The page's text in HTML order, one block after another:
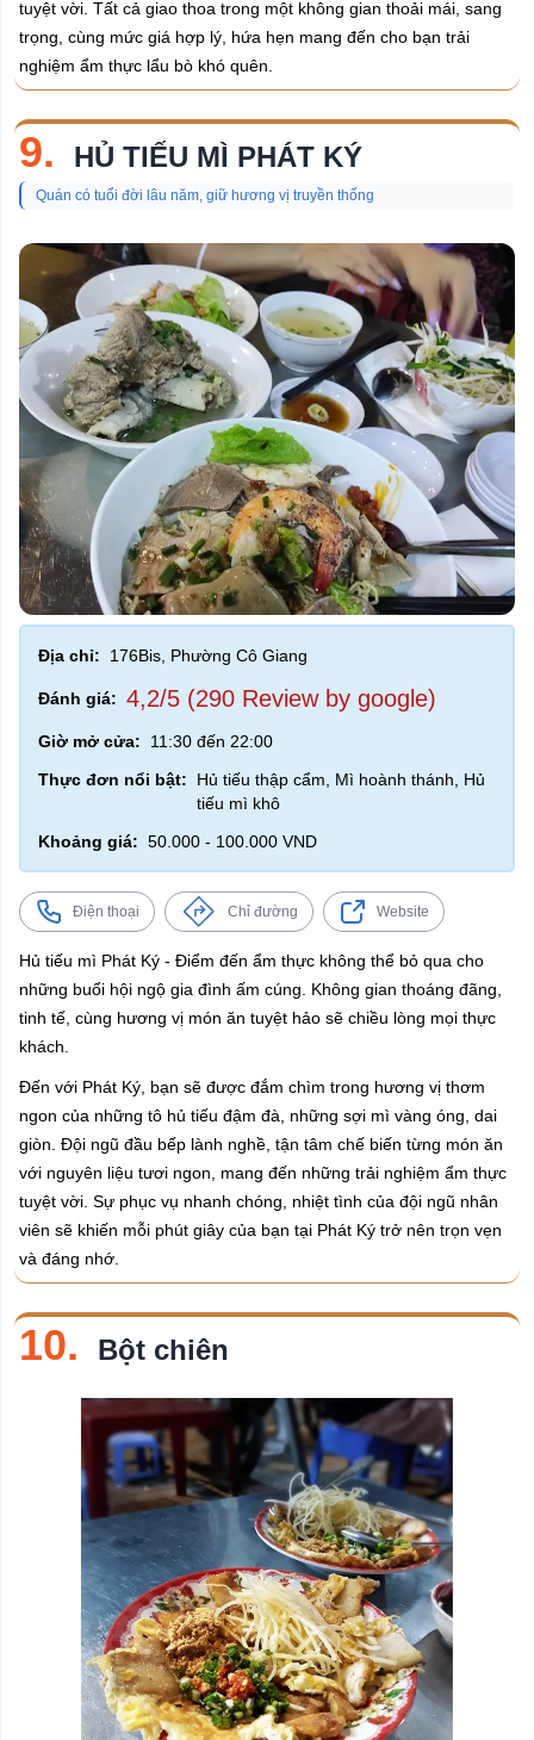
tuyệt vời. Tất cả giao thoa trong một không gian thoải mái, sang
trọng, cùng mức giá hợp lý, hứa hẹn mang đến cho bạn trải
nghiệm ẩm thực lẩu bò khó quên.
9. HỦ TIẾU MÌ PHÁT KÝ
Quán có tuổi đời lâu năm, giữ hương vị truyền thống
Địa chỉ: 176Bis, Phường Cô Giang
Đánh giá: 4,2/5 (290 Review by google)
Giờ mở cửa:
11:30 đến 22:00
Thực đơn nổi bật:
Hủ tiếu thập cẩm, Mì hoành thánh, Hủ
tiếu mì khô
Khoảng giá: 50.000 - 100.000 VND
Điện thoại Chỉ đường Website
Hủ tiếu mì Phát Ký - Điểm đến ẩm thực không thể bỏ qua cho
những buổi hội ngộ gia đình ấm cúng. Không gian thoáng đãng,
tinh tế, cùng hương vị món ăn tuyệt hảo sẽ chiều lòng mọi thực
khách.
Đến với Phát Ký, bạn sẽ được đắm chìm trong hương vị thơm
ngon của những tô hủ tiếu đậm đà, những sợi mì vàng óng, dai
giòn. Đội ngũ đầu bếp lành nghề, tận tâm chế biến từng món ăn
với nguyên liệu tươi ngon, mang đến những trải nghiệm ẩm thực
tuyệt vời. Sự phục vụ nhanh chóng, nhiệt tình của đội ngũ nhân
viên sẽ khiến mỗi phút giây của bạn tại Phát Ký trở nên trọn vẹn
và đáng nhớ.
10. Bột chiên